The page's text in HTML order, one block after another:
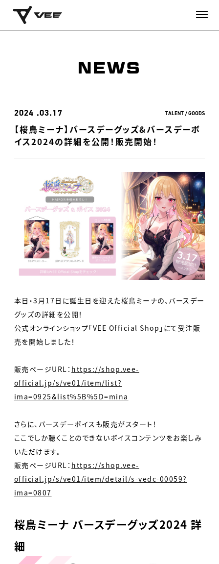
NEWS
2024 03.17 TALENT GOODS
【桜鳥ミーナ】バースデーグッズ&バースデーボ
イス2024の詳細を公開！販売開始！
本日・3月17日に誕生日を迎えた桜鳥ミーナの、バースデー
グッズの詳細を公開！
公式オンラインショップ「VEE Official Shop」にて受注販
売を開始しました！
販売ページURL： https://shop.vee-
official.jp/s/ve01/item/list?
ima=0925&list%5B%5D=mina
さらに、バースデーボイスも販売がスタート！
ここでしか聴くことのできないボイスコンテンツをお楽しみ
いただけます。
販売ページURL： https://shop.vee-
official.jp/s/ve01/item/detail/s-vedc-00059?
ima=0807
桜鳥ミーナ バースデーグッズ2024 詳
細